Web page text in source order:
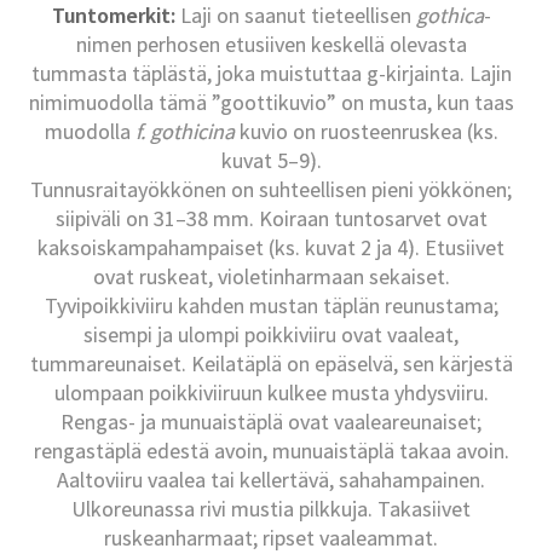
Tuntomerkit:Laji on saanut tieteellisen gothica-
nimen perhosen etusiiven keskellä olevasta
tummasta täplästä, joka muistuttaa g-kirjainta. Lajin
nimimuodolla tämä ”goottikuvio” on musta, kun taas
muodolla f. gothicinakuvio on ruosteenruskea (ks.
kuvat 5–9).
Tunnusraitayökkönen on suhteellisen pieni yökkönen;
siipiväli on 31–38 mm. Koiraan tuntosarvet ovat
kaksoiskampahampaiset (ks. kuvat 2 ja 4). Etusiivet
ovat ruskeat, violetinharmaan sekaiset.
Tyvipoikkiviiru kahden mustan täplän reunustama;
sisempi ja ulompi poikkiviiru ovat vaaleat,
tummareunaiset. Keilatäplä on epäselvä, sen kärjestä
ulompaan poikkiviiruun kulkee musta yhdysviiru.
Rengas- ja munuaistäplä ovat vaaleareunaiset;
rengastäplä edestä avoin, munuaistäplä takaa avoin.
Aaltoviiru vaalea tai kellertävä, sahahampainen.
Ulkoreunassa rivi mustia pilkkuja. Takasiivet
ruskeanharmaat; ripset vaaleammat.